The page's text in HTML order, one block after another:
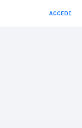
ACCEDI